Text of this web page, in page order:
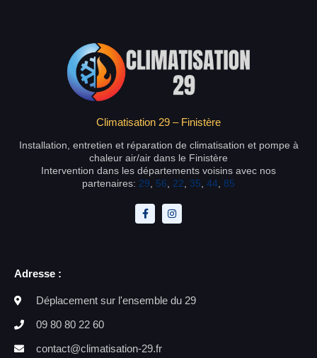
Climatisation 29 – Finistère
Installation, entretien et réparation de climatisation et pompe à
chaleur air/air dans le Finistère
Intervention dans les départements voisins avec nos
partenaires: 29 56 22 35 44 85
Adresse :
Déplacement sur l'ensemble du 29
09 80 80 22 60
contact@climatisation-29.fr